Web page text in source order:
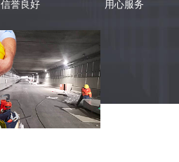
信誉良好 用心服务